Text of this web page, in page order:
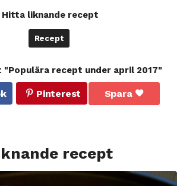
Hitta liknande recept
Recept
"Populära recept under april 2017"
Pinterest Spara
recept